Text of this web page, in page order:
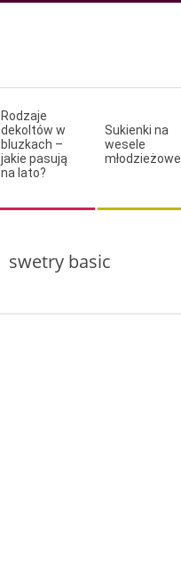
Rodzaje
dekoltów w
bluzkach –
jakie pasują
na lato?
Sukienki na
wesele
młodzieżowe
swetry basic